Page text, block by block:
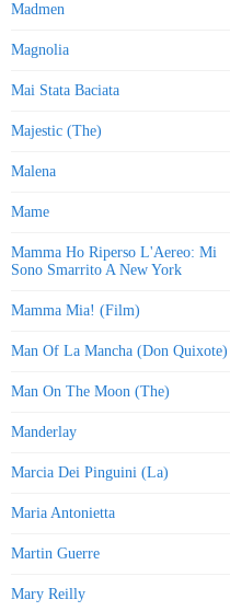
Madmen
Magnolia
Mai Stata Baciata
Majestic (The)
Malena
Mame
Mamma Ho Riperso L'Aereo: Mi
Sono Smarrito A New York
Mamma Mia! (Film)
Man Of La Mancha (Don Quixote)
Man On The Moon (The)
Manderlay
Marcia Dei Pinguini (La)
Maria Antonietta
Martin Guerre
Mary Reilly